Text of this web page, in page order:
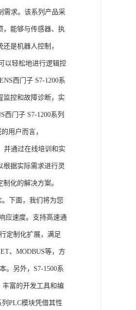
求。该系列产品采
，能够与传感器、执
是机器人控制，
以轻松地进行逻辑控
西门子 S7-1200系
监控和故障诊断，实
门子 S7-1200系列
用户而言，
并通过在线培训和实
根据实际需求进行灵
化的解决方案。
下面，我们将为您
应速度。支持高速通
定制化扩展，满足
、MODBUS等，方
。另外，S7-1500系
富的开发工具和编
PLC模块凭借其性